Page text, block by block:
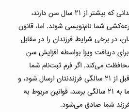
فرزندان متاهل شما و فرزندانی که بیشتر از ٢١ سال سن دارند،
شما نام‌نویسی شوند. اما، قانون
در برخی شرایط فرزندان را در مقابل
دریافت ویزا بواسطه افزایش سن
٢١ سال) محافظت می‌کند. اگر فرم ثبت‌نام شما
برای شرکت در قرعه‌کشی قبل از ٢١ سالگی فرزندنتان ارسال شود، و
قبل از صدور ویزا فرزند شما به ٢١ سالگی برسد، قوانین مربوط به